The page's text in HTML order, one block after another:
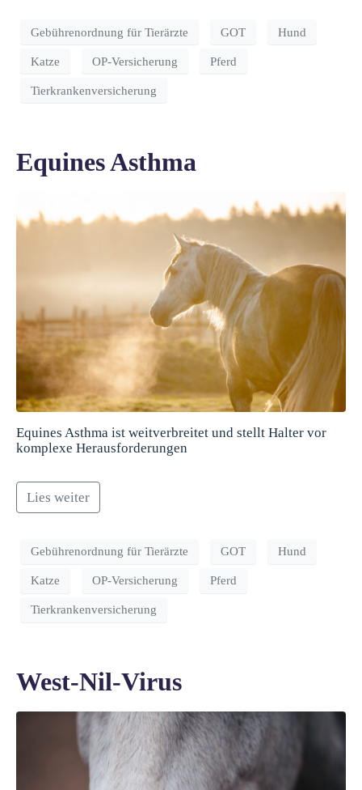
Gebührenordnung für Tierärzte GOT Hund
Katze OP-Versicherung Pferd
Tierkrankenversicherung
Equines Asthma
Equines Asthma ist weitverbreitet und stellt Halter vor
komplexe Herausforderungen
Lies weiter
Gebührenordnung für Tierärzte GOT Hund
Katze OP-Versicherung Pferd
Tierkrankenversicherung
West-Nil-Virus